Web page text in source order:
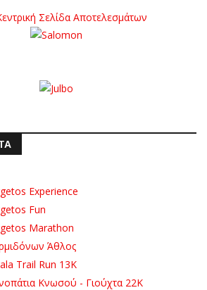
Σελίδα Αποτελεσμάτων
Experience
Fun
Marathon
Άθλος
Trail Run 13K
Κνωσού - Γιούχτα 22Κ